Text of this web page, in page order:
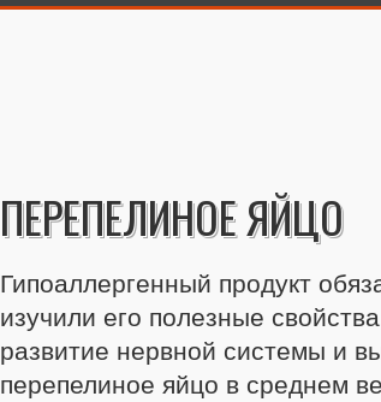
ПЕРЕПЕЛИНОЕ ЯЙЦО
Гипоаллергенный продукт
изучили его полезные
развитие нервной системы и
перепелиное яйцо в среднем